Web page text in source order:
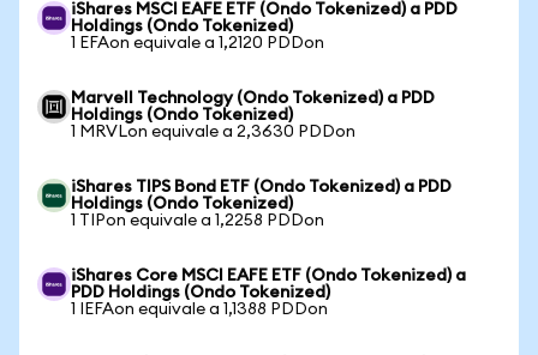
iShares MSCI EAFE ETF (Ondo Tokenized) a PDD
Holdings (Ondo Tokenized)
1 EFAon equivale a 1,2120 PDDon
Marvell Technology (Ondo Tokenized) a PDD
Holdings (Ondo Tokenized)
1 MRVLon equivale a 2,3630 PDDon
iShares TIPS Bond ETF (Ondo Tokenized) a PDD
Holdings (Ondo Tokenized)
1 TIPon equivale a 1,2258 PDDon
iShares Core MSCI EAFE ETF (Ondo Tokenized) a
PDD Holdings (Ondo Tokenized)
1 IEFAon equivale a 1,1388 PDDon